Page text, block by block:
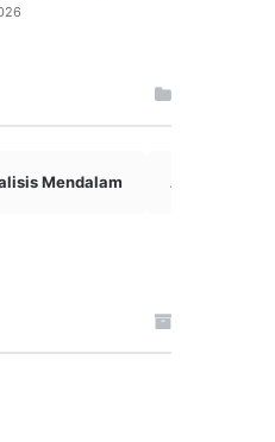
Mendalam Analisis